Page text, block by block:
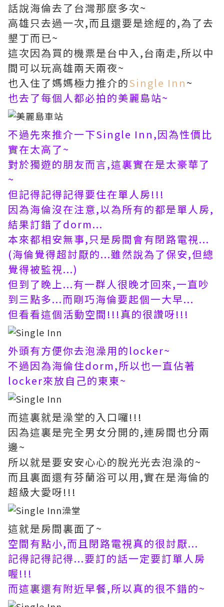
話說海倫去了台灣那麼多次~
高雄只去過一次,而且還要是途經的,為了去
墾丁而已~
這次因為買的機票是台中入,台南走,所以中
間可以玩高雄兩天兩夜~
也入住了媽媽極力推介的Single Inn~
也去了每個人都必拍的美麗島站~
不過先來推介一下Single Inn,因為性價比
實在太高了~
對於獨遊的朋友而言,這裏實在是太豪華了
~
但記得記得記得要住在單人房!!!
因為海倫沒在注意,以為所有的都是單人房,
結果訂錯了dorm...
本來都相安無事,只是房間會有閉路電視...
(海倫覺得超討厭的...雖然說為了保安,但總
覺得被監視...)
但到了晚上...有一群人很晚才回來,一直吵
到三點多...而剛巧海倫要起個一大早...
但看看這個活動空間!!!真的很讚呀!!!
外頭有方便你去泡澡用的locker~
不過因為海倫住dorm,所以也一直佔著
locker來放自己的東東~
而這裏就是澡堂的入口囉!!!
因為這裏是完全男女分開的,連房間也分兩
邊~
所以就是要安安心心的脫光光去泡澡的~
而且裏面還有芬蘭浴可以用,實在是海倫的
超級大愛呀!!!
這就是房間裏面了~
空間有點小,而且閉路電視真的很討厭...
記得記得記得...要訂的話一定要訂單人房
喔!!!
而這裏還有附近早餐,所以真的很不錯的~